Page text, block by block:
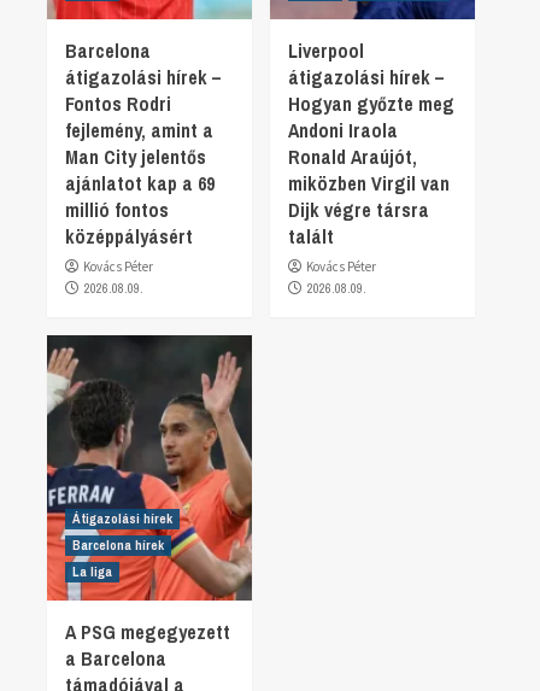
Barcelona
átigazolási hírek –
Fontos Rodri
fejlemény, amint a
Man City jelentős
ajánlatot kap a 69
millió fontos
középpályásért
Kovács Péter
2026.08.09.
Liverpool
átigazolási hírek –
Hogyan győzte meg
Andoni Iraola
Ronald Araújót,
miközben Virgil van
Dijk végre társra
talált
Kovács Péter
2026.08.09.
Átigazolási hírek
Barcelona hírek
La liga
A PSG megegyezett
a Barcelona
támadójával a